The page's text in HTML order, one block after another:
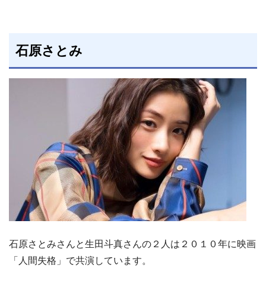
石原さとみ
石原さとみさんと生田斗真さんの２人は２０１０年に映画
「人間失格」で共演しています。